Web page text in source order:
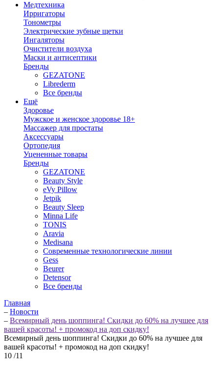
Медтехника
Ирригаторы
Тонометры
Электрические зубные щетки
Ингаляторы
Очистители воздуха
Маски и антисептики
Бренды
GEZATONE
Librederm
Все бренды
Ещё
Здоровье
Мужское и женское здоровье 18+
Массажер для простаты
Аксессуары
Ортопедия
Уцененные товары
Бренды
GEZATONE
Beauty Style
eVy Pillow
Jetpik
Beauty Sleep
Minna Life
TONIS
Aravia
Medisana
Современные технологические линии
Gess
Beurer
Detensor
Все бренды
Главная
– Новости
– Всемирный день шоппинга! Скидки до 60% на лучшее для
вашей красоты! + промокод на доп скидку!
Всемирный день шоппинга! Скидки до 60% на лучшее для
вашей красоты! + промокод на доп скидку!
10 /11